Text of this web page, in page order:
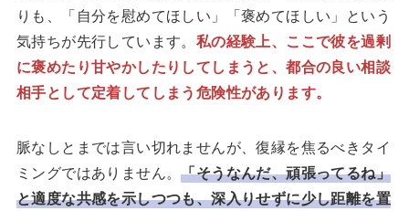
りも、「自分を慰めてほしい」「褒めてほしい」という
気持ちが先行しています。 私の経験上、ここで彼を過剰
に褒めたり甘やかしたりしてしまうと、都合の良い相談
相手として定着してしまう危険性があります。
脈なしとまでは言い切れませんが、復縁を焦るべきタイ
ミングではありません。「そうなんだ、頑張ってるね」
と適度な共感を示しつつも、深入りせずに少し距離を置